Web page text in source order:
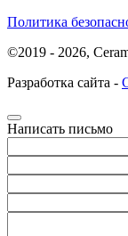
Политика
©2019 - 2026,
Разработка сайта -
Написать письмо